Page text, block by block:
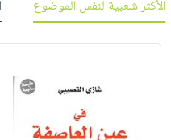
الأكثر شعبية لنفس الموضوع